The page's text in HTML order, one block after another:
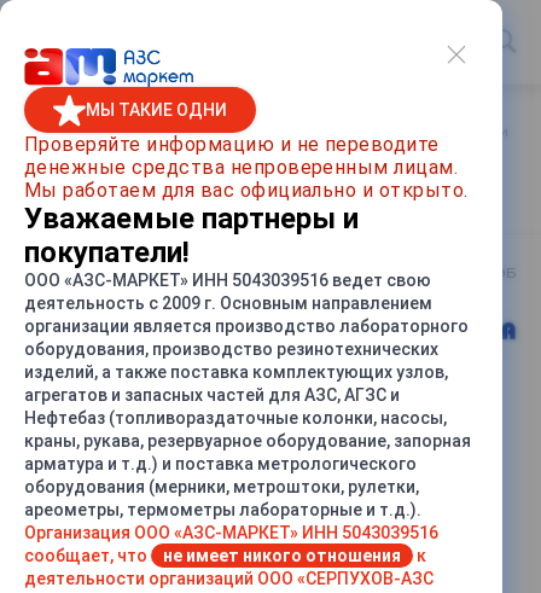
Главная / Каталог товаров
ТРК Нара 27 М1ЭБ
Артикул 27М1ЭБ
СРАВНИТЬ
МЫ ТАКИЕ ОДНИ
Проверяйте информацию и не переводите
денежные средства непроверенным лицам.
Мы работаем для вас официально и открыто.
Уважаемые партнеры и
покупатели!
ООО «АЗС-МАРКЕТ» ИНН 5043039516 ведет свою
деятельность с 2009 г. Основным направлением
организации является производство лабораторного
оборудования, производство резинотехнических
изделий, а также поставка комплектующих узлов,
агрегатов и запасных частей для АЗС, АГЗС и
Нефтебаз (топливораздаточные колонки, насосы,
краны, рукава, резервуарное оборудование, запорная
арматура и т.д.) и поставка метрологического
оборудования (мерники, метроштоки, рулетки,
ареометры, термометры лабораторные и т.д.).
Организация ООО «АЗС-МАРКЕТ» ИНН 5043039516
сообщает, что
не имеет никого отношения
к
деятельности организаций ООО «СЕРПУХОВ-АЗС